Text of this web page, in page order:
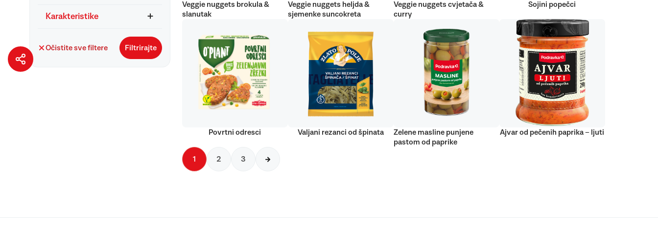
Karakteristike
Očistite sve filtere Filtrirajte
Veggie nuggets brokula &
slanutak
Veggie nuggets heljda &
sjemenke suncokreta
Veggie nuggets cvjetača &
curry
Sojini popečci
Povrtni odresci Valjani rezanci od špinata
Zelene masline punjene
pastom od paprike
Ajvar od pečenih paprika – ljuti
1 2 3